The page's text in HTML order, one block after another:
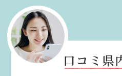
口コミ県